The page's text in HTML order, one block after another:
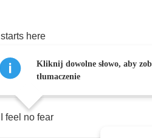
starts here
a rush of blood to the
feel no fear
Kliknij dowolne słowo, aby
tłumaczenie